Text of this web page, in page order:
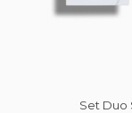
Set Duo